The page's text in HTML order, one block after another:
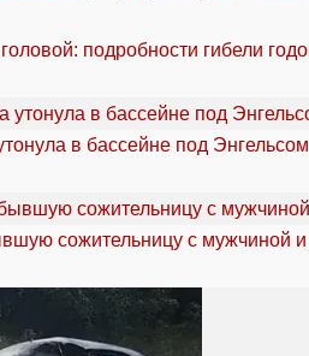
подробности гибели
в бассейне под Энгельсом
сожительницу с мужчиной